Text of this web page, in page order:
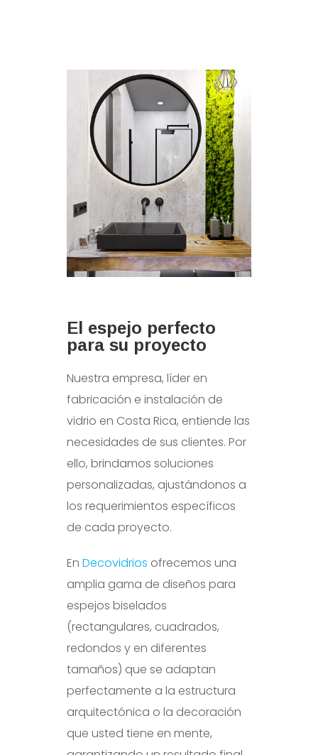
El espejo perfecto
para su proyecto
Nuestra empresa, líder en
fabricación e instalación de
vidrio en Costa Rica, entiende las
necesidades de sus clientes. Por
ello, brindamos soluciones
personalizadas, ajustándonos a
los requerimientos específicos
de cada proyecto.
En Decovidrios ofrecemos una
amplia gama de diseños para
espejos biselados
(rectangulares, cuadrados,
redondos y en diferentes
tamaños) que se adaptan
perfectamente a la estructura
arquitectónica o la decoración
que usted tiene en mente,